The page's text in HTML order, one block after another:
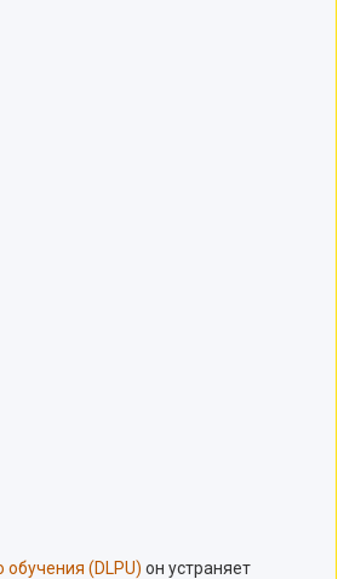
обучения (DLPU) он устраняет